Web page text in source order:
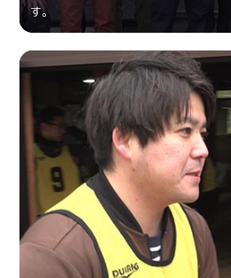
す。